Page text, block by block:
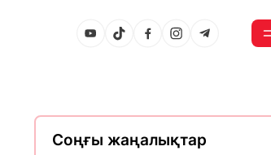
Соңғы жаңалықтар